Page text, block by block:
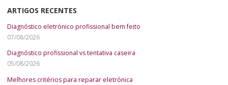
ARTIGOS RECENTES
Diagnóstico eletrónico profissional bem feito
07/08/2026
Diagnóstico profissional vs tentativa caseira
05/08/2026
Melhores critérios para reparar eletrónica